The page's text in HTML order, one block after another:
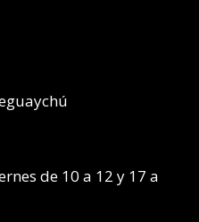
de 10 a 12 y 17 a